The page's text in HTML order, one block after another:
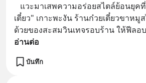
แวะมาเสพความอร่อยสไตล์ย้อนยุ
เตี๋ยว" เกาะพะงัน ร้านก๋วยเตี๋ยวขาหมู
ด้วยของสะสมวินเทจรอบร้าน ให้ฟีลอ
อ่านต่อ
บันทึก